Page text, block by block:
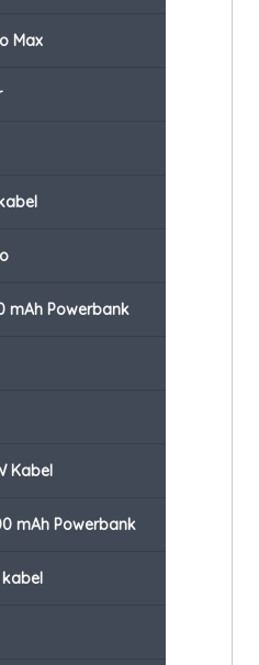
Max
mAh Powerbank
Kabel
mAh Powerbank
kabel